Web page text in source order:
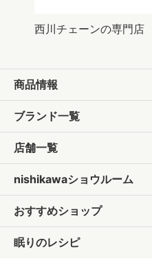
西川チェーンの専門店
商品情報
ブランド一覧
店舗一覧
nishikawaショウルーム
おすすめショップ
眠りのレシピ